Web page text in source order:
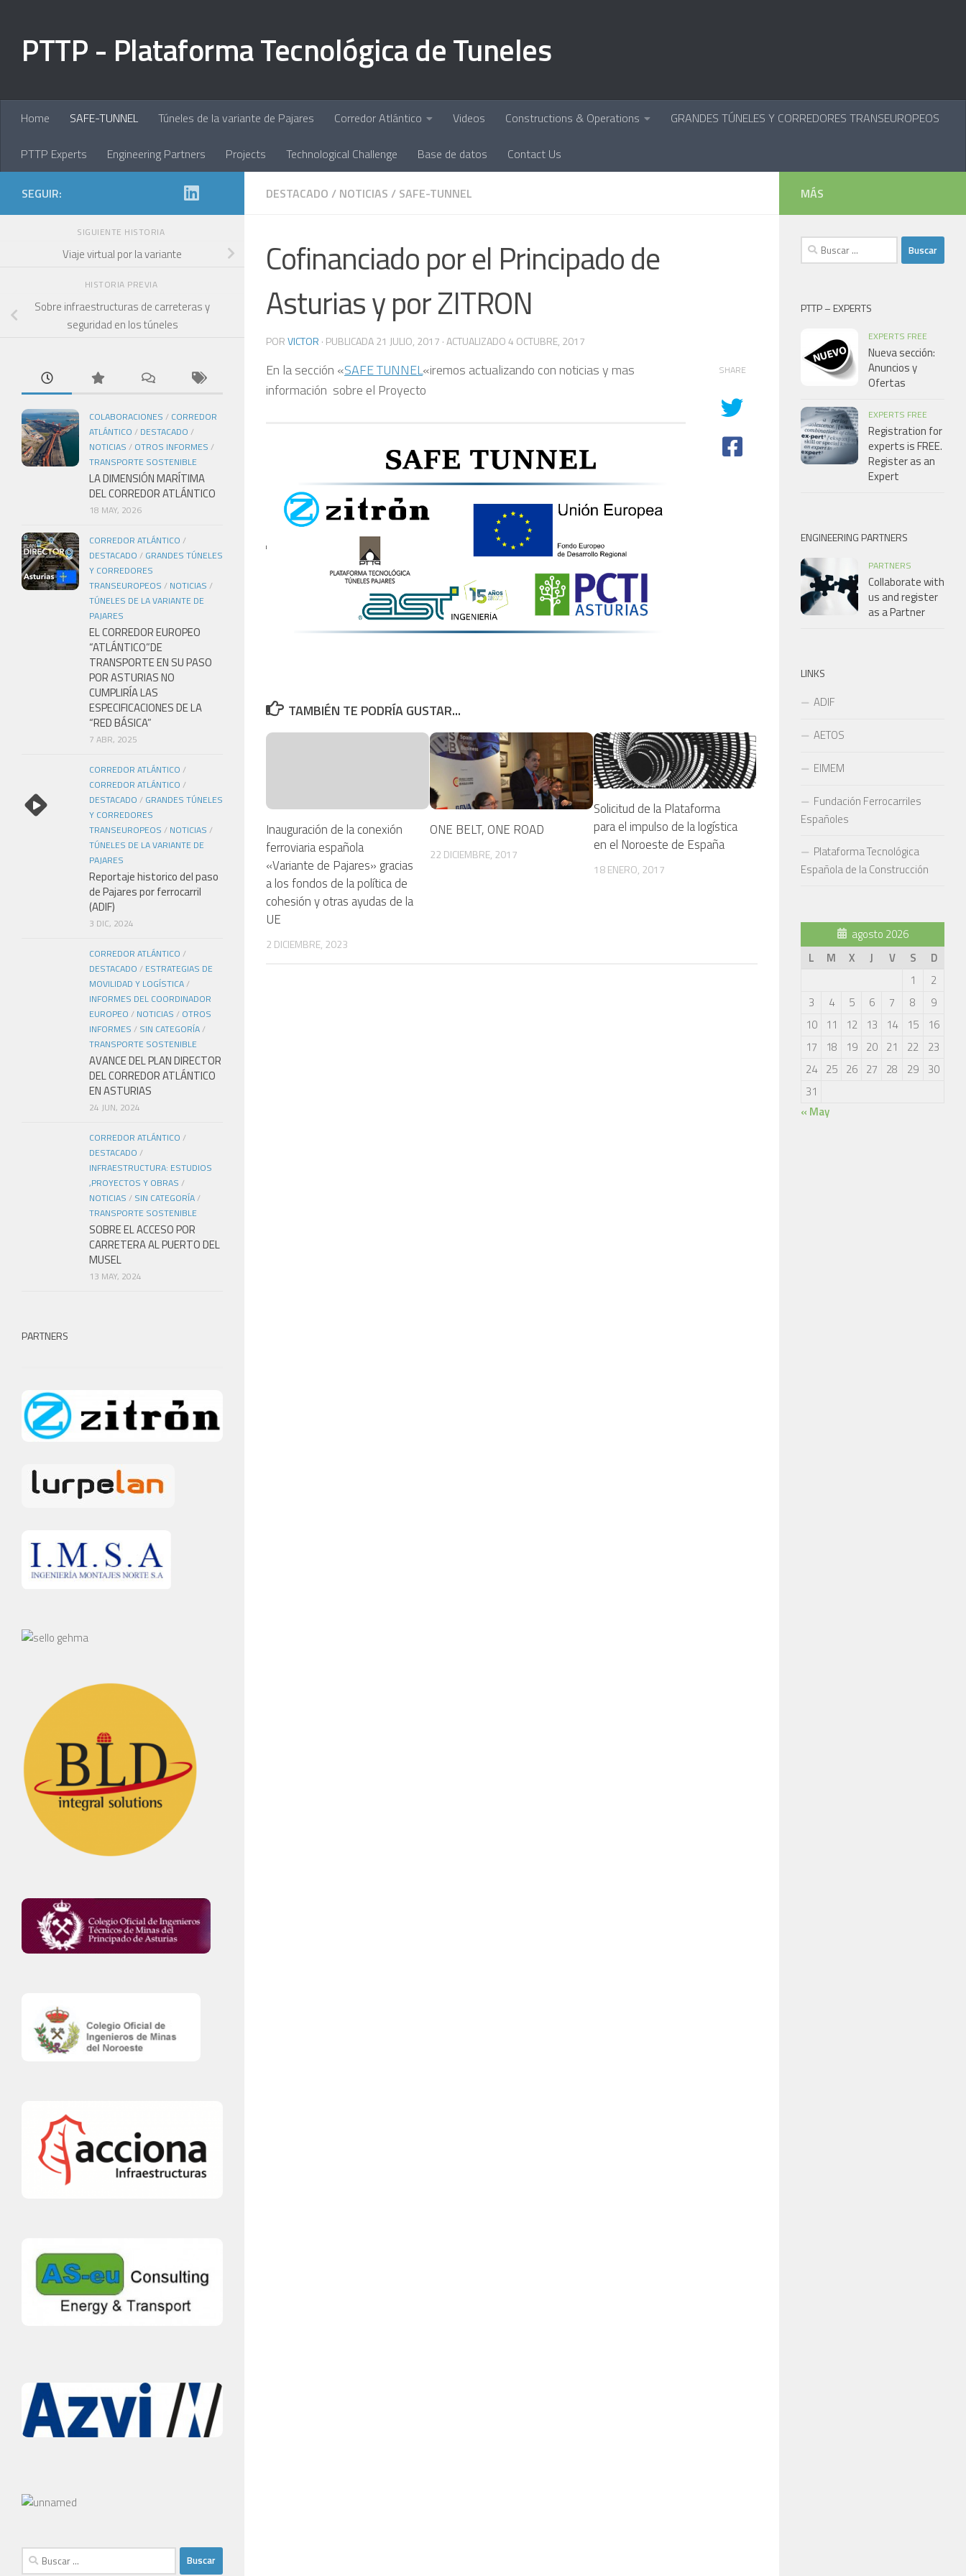
PTTP - Plataforma Tecnológica de Tuneles
Home SAFE-TUNNEL Túneles de la variante de Pajares Corredor Atlántico Videos Constructions & Operations GRANDES TÚNELES Y CORREDORES TRANSEUROPEOS
PTTP Experts Engineering Partners Projects Technological Challenge Base de datos Contact Us
DESTACADO / NOTICIAS / SAFE-TUNNEL
Cofinanciado por el Principado de
Asturias y por ZITRON
PORVICTOR · PUBLICADA21 JULIO, 2017 · ACTUALIZADO4 OCTUBRE, 2017
En la sección «SAFE TUNNEL«iremos actualizando con noticias y mas
información sobre el Proyecto
SHARE
TAMBIÉN TE PODRÍA GUSTAR...
Inauguración de la conexión
ferroviaria española
«Variante de Pajares» gracias
a los fondos de la política de
cohesión y otras ayudas de la
UE
2 DICIEMBRE, 2023
ONE BELT, ONE ROAD
22 DICIEMBRE, 2017
Solicitud de la Plataforma
para el impulso de la logística
en el Noroeste de España
18 ENERO, 2017
SEGUIR:
SIGUIENTE HISTORIA
Viaje virtual por la variante
HISTORIA PREVIA
Sobre infraestructuras de carreteras y
seguridad en los túneles
COLABORACIONES / CORREDOR
ATLÁNTICO / DESTACADO /
NOTICIAS / OTROS INFORMES /
TRANSPORTE SOSTENIBLE
LA DIMENSIÓN MARÍTIMA
DEL CORREDOR ATLÁNTICO
18 MAY, 2026
CORREDOR ATLÁNTICO /
DESTACADO / GRANDES TÚNELES
Y CORREDORES
TRANSEUROPEOS / NOTICIAS /
TÚNELES DE LA VARIANTE DE
PAJARES
EL CORREDOR EUROPEO
“ATLÁNTICO”DE
TRANSPORTE EN SU PASO
POR ASTURIAS NO
CUMPLIRÍA LAS
ESPECIFICACIONES DE LA
“RED BÁSICA”
7 ABR, 2025
CORREDOR ATLÁNTICO /
CORREDOR ATLÁNTICO /
DESTACADO / GRANDES TÚNELES
Y CORREDORES
TRANSEUROPEOS / NOTICIAS /
TÚNELES DE LA VARIANTE DE
PAJARES
Reportaje historico del paso
de Pajares por ferrocarril
(ADIF)
3 DIC, 2024
CORREDOR ATLÁNTICO /
DESTACADO / ESTRATEGIAS DE
MOVILIDAD Y LOGÍSTICA/
INFORMES DEL COORDINADOR
EUROPEO / NOTICIAS / OTROS
INFORMES / SIN CATEGORÍA/
TRANSPORTE SOSTENIBLE
AVANCE DEL PLAN DIRECTOR
DEL CORREDOR ATLÁNTICO
EN ASTURIAS
24 JUN, 2024
CORREDOR ATLÁNTICO /
DESTACADO /
INFRAESTRUCTURA: ESTUDIOS
,PROYECTOS Y OBRAS /
NOTICIAS / SIN CATEGORÍA/
TRANSPORTE SOSTENIBLE
SOBRE EL ACCESO POR
CARRETERA AL PUERTO DEL
MUSEL
13 MAY, 2024
PARTNERS
Buscar:
MÁS
Buscar:
PTTP – EXPERTS
EXPERTS FREE
Nueva sección:
Anuncios y
Ofertas
EXPERTS FREE
Registration for
experts is FREE.
Register as an
Expert
ENGINEERING PARTNERS
PARTNERS
Collaborate with
us and register
as a Partner
LINKS
ADIF
AETOS
EIMEM
Fundación Ferrocarriles
Españoles
Plataforma Tecnológica
Española de la Construcción
agosto 2026
L
M X J V S
D
1
2
3
4 5 6 7 8
9
10
11 12 13 14 15
16
17
18 19 20 21 22
23
24 25 26 27 28 29
30
31
« May